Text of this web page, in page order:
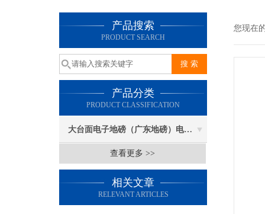
产品搜索
PRODUCT SEARCH
产品分类
PRODUCT CLASSIFICATION
大台面电子地磅（广东地磅）电子汽车衡
查看更多 >>
相关文章
RELEVANT ARTICLES
您现在